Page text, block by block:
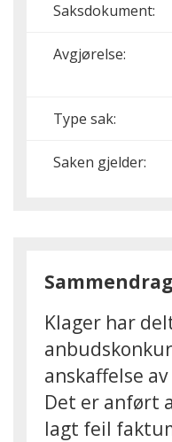
Saksdokument:
Avgjørelse:
Type sak:
Saken gjelder:
Sammendrag
Klager har
anskaffelse
Det er anført
lagt feil